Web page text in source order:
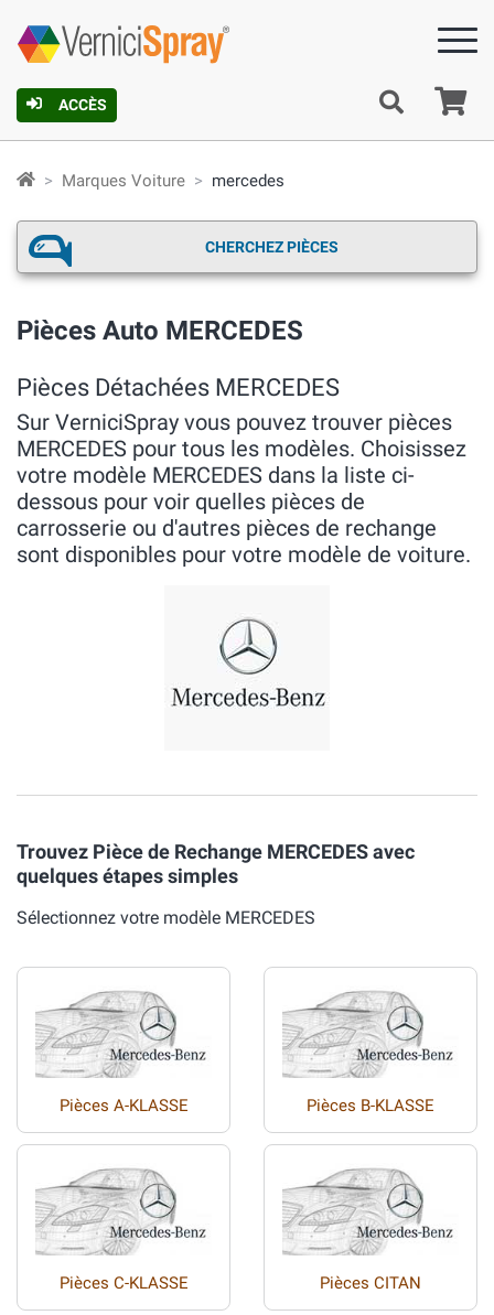
ACCÈS
Marques Voiture mercedes
CHERCHEZ PIÈCES
Pièces Auto MERCEDES
Pièces Détachées MERCEDES
Sur VerniciSpray vous pouvez trouver pièces
MERCEDES pour tous les modèles. Choisissez
votre modèle MERCEDES dans la liste ci-
dessous pour voir quelles pièces de
carrosserie ou d'autres pièces de rechange
sont disponibles pour votre modèle de voiture.
Trouvez Pièce de Rechange MERCEDES avec
quelques étapes simples
Sélectionnez votre modèle MERCEDES
Pièces A-KLASSE Pièces B-KLASSE
Pièces C-KLASSE Pièces CITAN